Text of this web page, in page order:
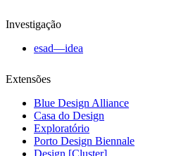
Investigação
esad—idea
Extensões
Blue Design Alliance
Casa do Design
Exploratório
Porto Design Biennale
Design [Cluster]